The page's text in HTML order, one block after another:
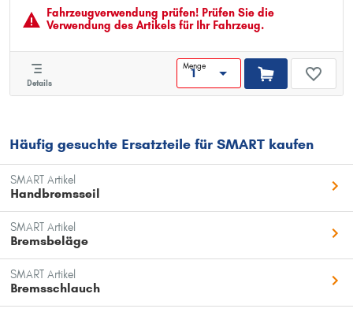
MAPP-Code vorhanden:
Fahrzeugver­wendung prüfen! Prüfen Sie die
Verwendung des Artikels für Ihr Fahrzeug.
Details
Menge
Häufig gesuchte Ersatzteile für SMART kaufen
SMART Artikel
Handbremsseil
SMART Artikel
Bremsbeläge
SMART Artikel
Bremsschlauch